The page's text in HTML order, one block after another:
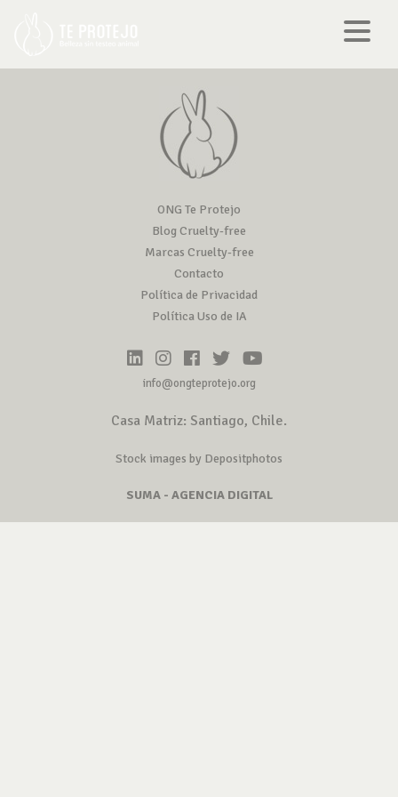
ONG Te Protejo
Blog Cruelty-free
Marcas Cruelty-free
Contacto
Política de Privacidad
Política Uso de IA
info@ongteprotejo.org
Casa Matriz: Santiago, Chile.
Stock images by Depositphotos
SUMA - AGENCIA DIGITAL